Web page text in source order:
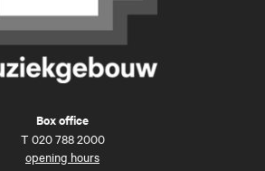
Box office
T 020 788 2000
opening hours